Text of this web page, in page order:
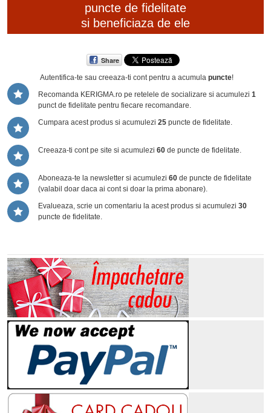
puncte de fidelitate
si beneficiaza de ele
Share
Autentifica-te sau creeaza-ti contpentru a acumula puncte!
Recomanda KERIGMA.ro pe retelele de socializare si acumulezi 1
punct de fidelitate pentru fiecare recomandare.
Cumpara acest produs si acumulezi 25 puncte de fidelitate.
Creeaza-ti cont pe site si acumulezi 60 de puncte de fidelitate.
Aboneaza-te la newsletter si acumulezi 60 de puncte de fidelitate
(valabil doar daca ai cont si doar la prima abonare).
Evalueaza, scrie un comentariu la acest produs si acumulezi 30
puncte de fidelitate.